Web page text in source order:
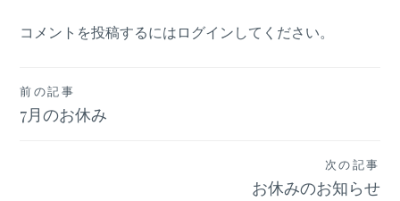
コメントを投稿するには ログイン してください。
投
稿
前の記事
7月のお休み
次の記事
お休みのお知らせ